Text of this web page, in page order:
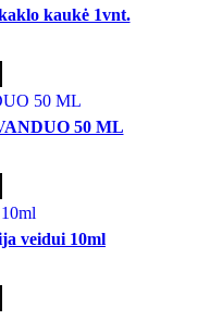
kaukė 1vnt.
50 ML
veidui 10ml